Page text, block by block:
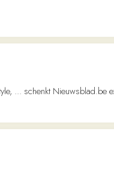
maandelijks miljoenen